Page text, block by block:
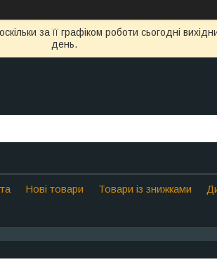
за її графіком роботи сьогодні
день.
Нові товари Товари із знижками